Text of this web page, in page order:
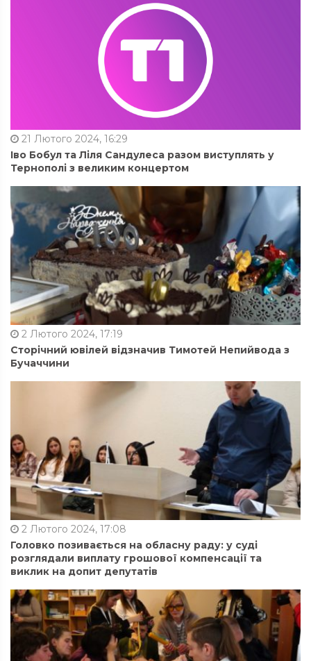
21 Лютого 2024, 16:29
Іво Бобул та Ліля Сандулеса разом виступлять у
Тернополі з великим концертом
2 Лютого 2024, 17:19
Сторічний ювілей відзначив Тимотей Непийвода з
Бучаччини
2 Лютого 2024, 17:08
Головко позивається на обласну раду: у суді
розглядали виплату грошової компенсації та
виклик на допит депутатів